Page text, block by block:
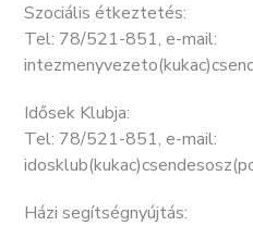
Szociális étkeztetés:
Tel: 78/521-851, e-mail:
Idősek Klubja:
Tel: 78/521-851, e-mail:
Házi segítségnyújtás: